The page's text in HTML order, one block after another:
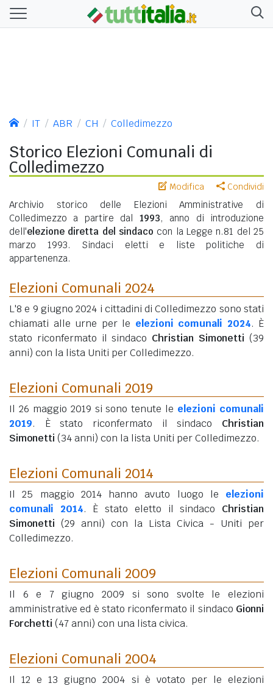
IT ABR CH Colledimezzo
Storico Elezioni Comunali di
Colledimezzo
Modifica Condividi
Archivio storico delle Elezioni Amministrative di
Colledimezzo a partire dal 1993, anno di introduzione
dell'elezione diretta del sindaco con la Legge n.81 del 25
marzo 1993. Sindaci eletti e liste politiche di
appartenenza.
Elezioni Comunali 2024
L'8 e 9 giugno 2024 i cittadini di Colledimezzo sono stati
chiamati alle urne per le elezioni comunali 2024. È
stato riconfermato il sindaco Christian Simonetti (39
anni) con la lista Uniti per Colledimezzo.
Elezioni Comunali 2019
Il 26 maggio 2019 si sono tenute le elezioni comunali
2019. È stato riconfermato il sindaco Christian
Simonetti (34 anni) con la lista Uniti per Colledimezzo.
Elezioni Comunali 2014
Il 25 maggio 2014 hanno avuto luogo le elezioni
comunali 2014. È stato eletto il sindaco Christian
Simonetti (29 anni) con la Lista Civica - Uniti per
Colledimezzo.
Elezioni Comunali 2009
Il 6 e 7 giugno 2009 si sono svolte le elezioni
amministrative ed è stato riconfermato il sindaco Gionni
Forchetti (47 anni) con una lista civica.
Elezioni Comunali 2004
Il 12 e 13 giugno 2004 si è votato per le elezioni